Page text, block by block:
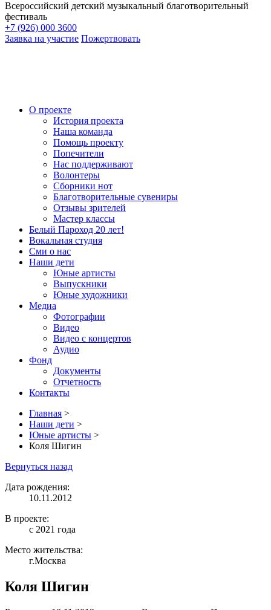
Всероссийский детский музыкальный благотворительный
фестиваль
+7 (926) 000 3600
Заявка на участие Пожертвовать
О проекте
История проекта
Наша команда
Помощь проекту
Попечители
Нас поддерживают
Волонтеры
Сборники нот
Благотворительные сувениры
Отзывы зрителей
Мастер классы
Белый Пароход 20 лет!
Вокальная студия
Сми о нас
Наши дети
Юные артисты
Выпускники
Юные художники
Медиа
Фотографии
Видео
Видео с концертов
Аудио
Фонд
Документы
Отчетность
Контакты
Главная >
Наши дети >
Юные артисты >
Коля Шигин
Вернуться назад
Дата рождения:
10.11.2012
В проекте:
с 2021 года
Место жительства:
г.Москва
Коля Шигин